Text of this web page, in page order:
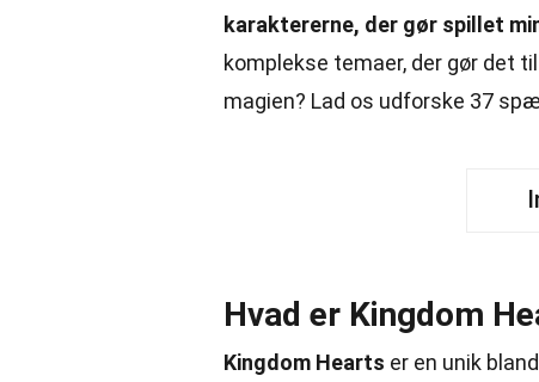
karaktererne, der gør spillet
komplekse temaer, der gør det
magien? Lad os udforske 37
Hvad er Kingdom
Kingdom Hearts er en unik